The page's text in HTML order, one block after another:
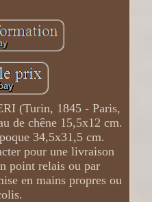
(Turin, 1845 - Paris,
de chêne 15,5x12 cm.
34,5x31,5 cm.
pour une livraison
point relais ou par
en mains propres ou